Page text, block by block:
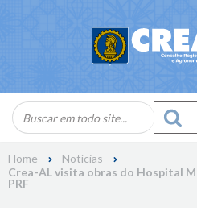
Home
Notícias
Crea-AL visita obras do Hospital
PRF